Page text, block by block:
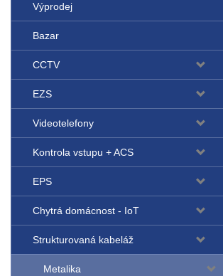
Výprodej
Bazar
CCTV
EZS
Videotelefony
Kontrola vstupu + ACS
EPS
Chytrá domácnost - IoT
Strukturovaná kabeláž
Metalika